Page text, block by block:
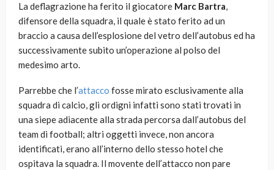
La deflagrazione ha ferito il giocatore Marc Bartra,
difensore della squadra, il quale è stato ferito ad un
braccio a causa dell’esplosione del vetro dell’autobus ed ha
successivamente subito un’operazione al polso del
medesimo arto.
Parrebbe che l’attacco fosse mirato esclusivamente alla
squadra di calcio, gli ordigni infatti sono stati trovati in
una siepe adiacente alla strada percorsa dall’autobus del
team di football; altri oggetti invece, non ancora
identificati, erano all’interno dello stesso hotel che
ospitava la squadra. Il movente dell’attacco non pare